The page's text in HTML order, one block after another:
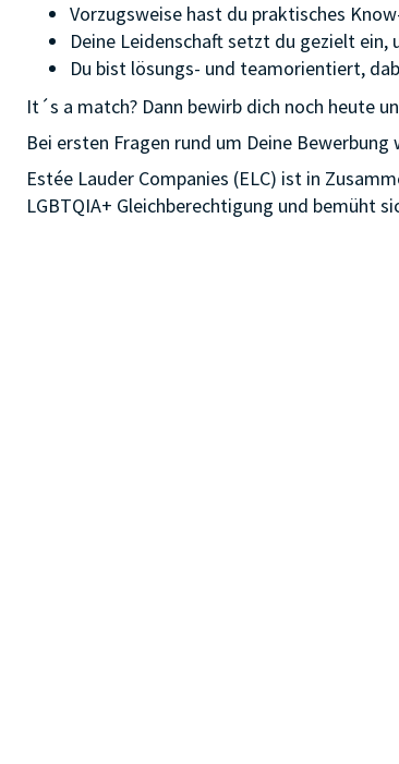
Vorzugsweise hast du praktisches
Deine Leidenschaft setzt du gezielt ein,
Du bist lösungs- und teamorientiert,
It´s a match? Dann bewirb dich noch heute
Bei ersten Fragen rund um Deine
Estée Lauder Companies (ELC) ist in
LGBTQIA+ Gleichberechtigung und bemüht